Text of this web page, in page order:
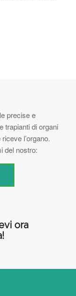
precise e
trapianti di organi
l’organo.
del nostro:
ora